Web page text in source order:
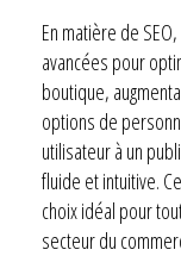
En matière de
avancées pour
boutique,
options de
utilisateur à un
fluide et intuitive.
choix idéal pour
secteur du